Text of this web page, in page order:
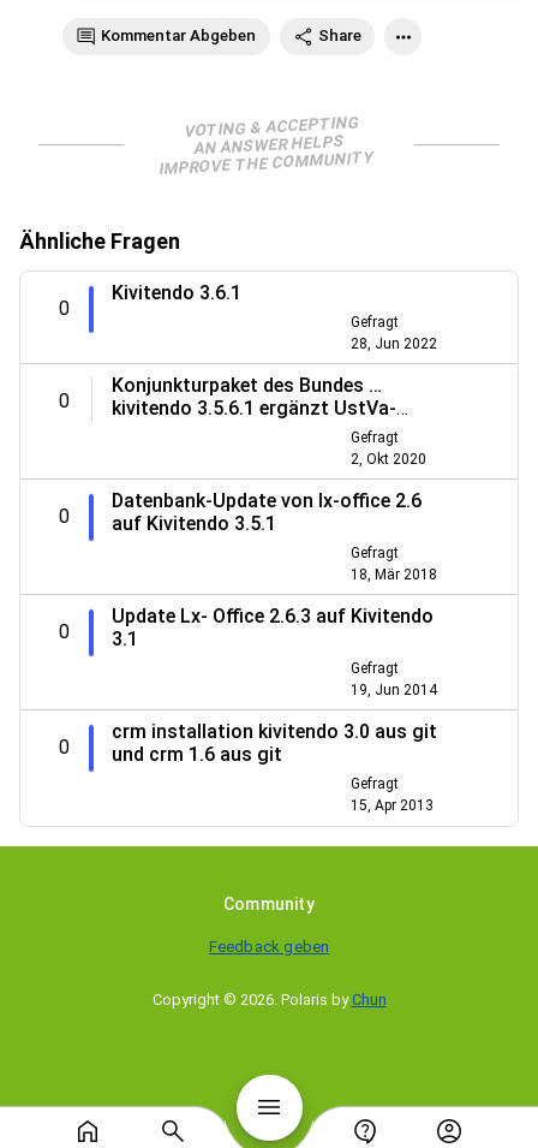
Kommentar Abgeben Share
VOTING & ACCEPTING
AN ANSWER HELPS
IMPROVE THE COMMUNITY
Ähnliche Fragen
0
Kivitendo 3.6.1
Gefragt
28, Jun 2022
0
Konjunkturpaket des Bundes …
kivitendo 3.5.6.1 ergänzt UstVa-
Gefragt
2, Okt 2020
0
Datenbank-Update von lx-office 2.6
auf Kivitendo 3.5.1
Gefragt
18, Mär 2018
0
Update Lx- Office 2.6.3 auf Kivitendo
3.1
Gefragt
19, Jun 2014
0
crm installation kivitendo 3.0 aus git
und crm 1.6 aus git
Gefragt
15, Apr 2013
Community
Feedback geben
Copyright © 2026. Polaris by Chun